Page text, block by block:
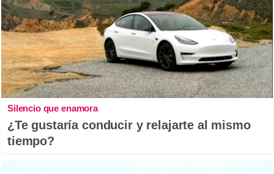
Silencio que enamora
¿Te gustaría conducir y relajarte al mismo
tiempo?